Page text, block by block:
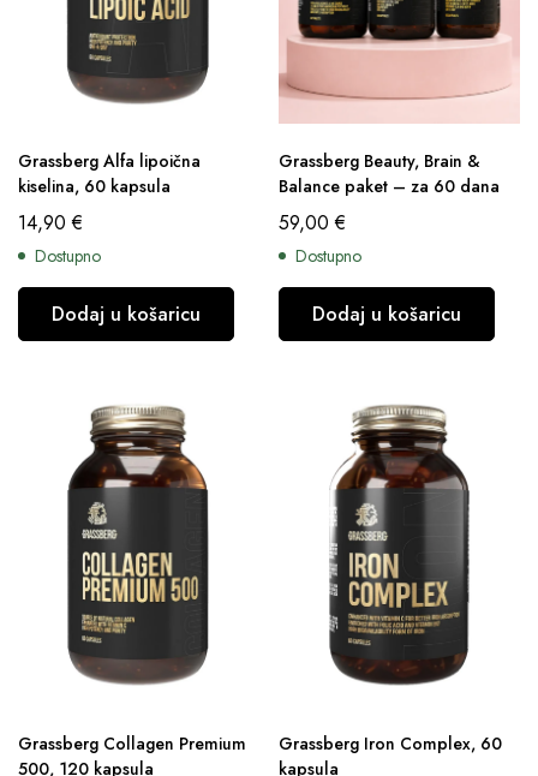
Grassberg Alfa lipoična
kiselina, 60 kapsula
14,90€
Dostupno
Dodaj u košaricu
Grassberg Beauty, Brain &
Balance paket – za 60 dana
59,00€
Dostupno
Dodaj u košaricu
Grassberg Collagen Premium
500, 120 kapsula
Grassberg Iron Complex, 60
kapsula